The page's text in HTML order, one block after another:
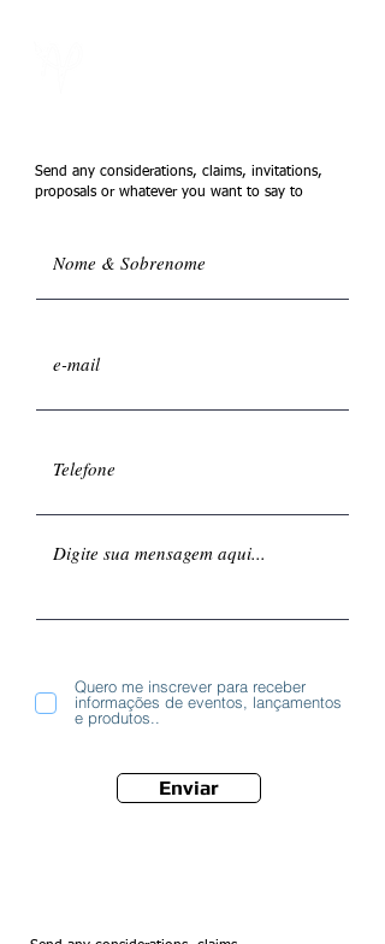
Send any considerations, claims, invitations,
proposals or whatever you want to say to
Quero me inscrever para receber
informações de eventos, lançamentos
e produtos..
Enviar